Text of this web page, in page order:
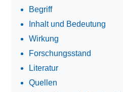
Begriff
Inhalt und Bedeutung
Wirkung
Forschungsstand
Literatur
Quellen